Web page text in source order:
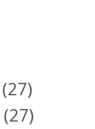
(27)
(27)